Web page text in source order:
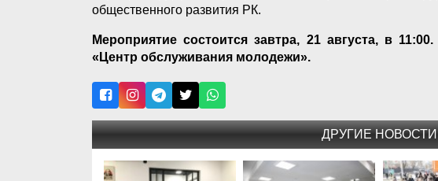
общественного развития РК.
Мероприятие состоится завтра, 21 августа, в 11:00.
«Центр обслуживания молодежи».
ДРУГИЕ НОВОСТИ